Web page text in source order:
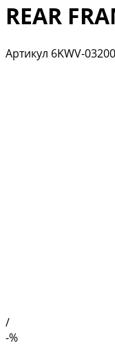
REAR
Артикул 6KWV-
/
-%